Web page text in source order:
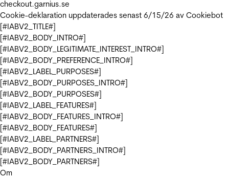
checkout.garnius.se
Cookie-deklaration uppdaterades senast 6/15/26 av Cookiebot
[#IABV2_TITLE#]
[#IABV2_BODY_INTRO#]
[#IABV2_BODY_LEGITIMATE_INTEREST_INTRO#]
[#IABV2_BODY_PREFERENCE_INTRO#]
[#IABV2_LABEL_PURPOSES#]
[#IABV2_BODY_PURPOSES_INTRO#]
[#IABV2_BODY_PURPOSES#]
[#IABV2_LABEL_FEATURES#]
[#IABV2_BODY_FEATURES_INTRO#]
[#IABV2_BODY_FEATURES#]
[#IABV2_LABEL_PARTNERS#]
[#IABV2_BODY_PARTNERS_INTRO#]
[#IABV2_BODY_PARTNERS#]
Om